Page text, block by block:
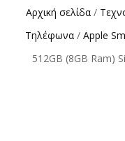
Αρχική σελίδα /
Τηλέφωνα/ Apple
512GB (8GB Ram)